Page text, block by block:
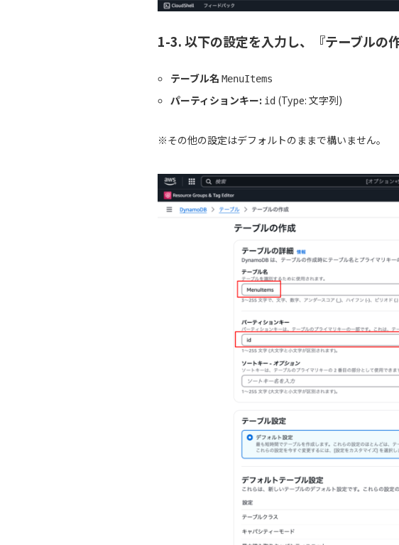
1-3. 以下の設定を入力し、『テーブルの
テーブル名 MenuItems
パーティションキー: id (Type: 文字列)
※その他の設定はデフォルトのままで構いません。